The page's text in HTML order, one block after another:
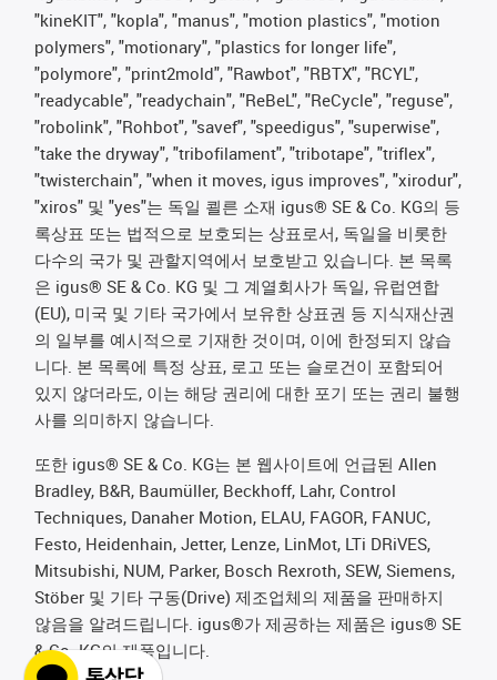
"kineKIT", "kopla", "manus", "motion plastics", "motion
polymers", "motionary", "plastics for longer life",
"polymore", "print2mold", "Rawbot", "RBTX", "RCYL",
"readycable", "readychain", "ReBeL", "ReCycle", "reguse",
"robolink", "Rohbot", "savef", "speedigus", "superwise",
"take the dryway", "tribofilament", "tribotape", "triflex",
"twisterchain", "when it moves, igus improves", "xirodur",
"xiros" 및 "yes"는 독일 쾰른 소재 igus® SE & Co. KG의 등
록상표 또는 법적으로 보호되는 상표로서, 독일을 비롯한
다수의 국가 및 관할지역에서 보호받고 있습니다. 본 목록
은 igus® SE & Co. KG 및 그 계열회사가 독일, 유럽연합
(EU), 미국 및 기타 국가에서 보유한 상표권 등 지식재산권
의 일부를 예시적으로 기재한 것이며, 이에 한정되지 않습
니다. 본 목록에 특정 상표, 로고 또는 슬로건이 포함되어
있지 않더라도, 이는 해당 권리에 대한 포기 또는 권리 불행
사를 의미하지 않습니다.
또한 igus® SE & Co. KG는 본 웹사이트에 언급된 Allen
Bradley, B&R, Baumüller, Beckhoff, Lahr, Control
Techniques, Danaher Motion, ELAU, FAGOR, FANUC,
Festo, Heidenhain, Jetter, Lenze, LinMot, LTi DRiVES,
Mitsubishi, NUM, Parker, Bosch Rexroth, SEW, Siemens,
Stöber 및 기타 구동(Drive) 제조업체의 제품을 판매하지
않음을 알려드립니다. igus®가 제공하는 제품은 igus® SE
& Co. KG의 제품입니다.